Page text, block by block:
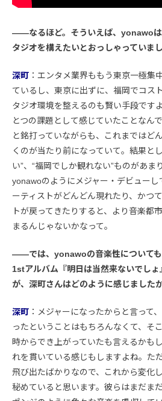
――なるほど。そういえば、yonawoは
タジオを構えたいとおっしゃっていまし
深町 ：エンタメ業界ももう東京一極集
ているし、東京に出ずに、福岡でコス
タジオ環境を整えるのも賢い手段です
とつの課題として感じていたことなん
と銘打っていながらも、これまではど
くのが当たり前になっていて。結果と
い”、“福岡でしか観れない”ものがあま
yonawoのようにメジャー・デビューし
ーティストがどんどん現れたり、かつ
トが戻ってきたりすると、より音楽都
まるんじゃないかなって。
――では、yonawoの音楽性についても
1stアルバム『明日は当然来ないでし
が、深町さんはどのように感じました
深町 ：メジャーになったからと言って
ったということはもちろんなくて、そ
時からでき上がっていたも言えるかも
れを貫いている感じもしますよね。た
飛び出たばかりなので、これから変化
秘めていると思います。彼らはまだま